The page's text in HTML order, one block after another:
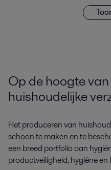
Op de hoogte
huishoudelijke
Het produceren van
schoon te maken en te
een breed portfolio aan
productveiligheid, hygiëne